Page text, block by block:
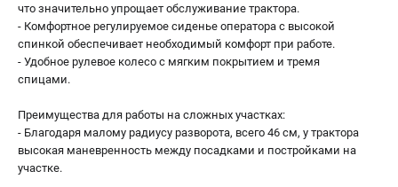
что значительно упрощает обслуживание трактора.
- Комфортное регулируемое сиденье оператора с высокой
спинкой обеспечивает необходимый комфорт при работе.
- Удобное рулевое колесо с мягким покрытием и тремя
спицами.
Преимущества для работы на сложных участках:
- Благодаря малому радиусу разворота, всего 46 см, у трактора
высокая маневренность между посадками и постройками на
участке.